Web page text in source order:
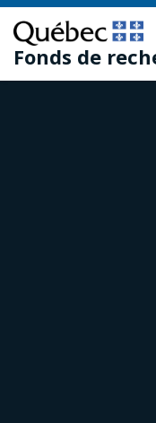
Passer
au
contenu
principal
Passer
au
pied
de
Fonds de